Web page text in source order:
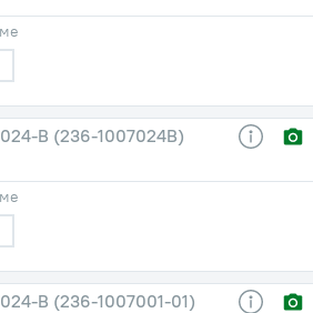
В (236-1007024В)
В (236-1007001-01)